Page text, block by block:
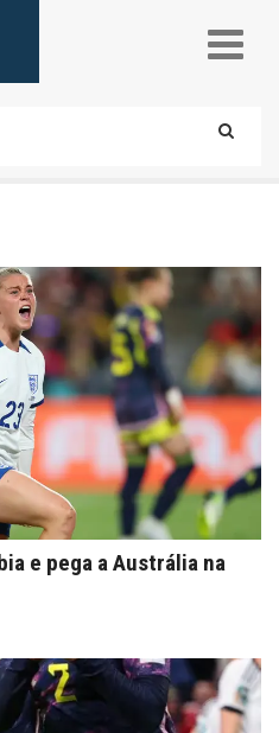
e pega a Austrália na